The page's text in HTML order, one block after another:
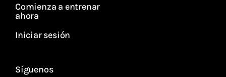
Comienza a entrenar
ahora
Iniciar sesión
Síguenos